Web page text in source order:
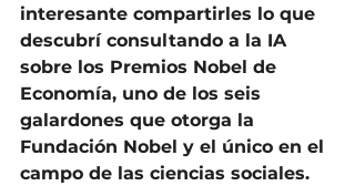
interesante compartirles lo que
descubrí consultando a la IA
sobre los Premios Nobel de
Economía, uno de los seis
galardones que otorga la
Fundación Nobel y el único en el
campo de las ciencias sociales.